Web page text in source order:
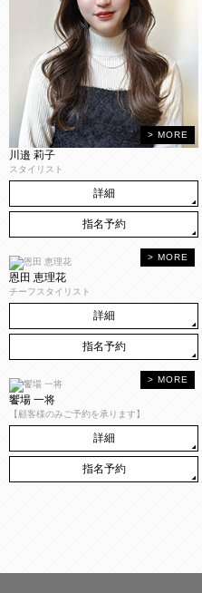
川邉 莉子
スタイリスト
詳細
指名予約
恩田 恵理花
チーフスタイリスト
詳細
指名予約
饗場 一将
【顧客様のみご予約を承ります】
詳細
指名予約